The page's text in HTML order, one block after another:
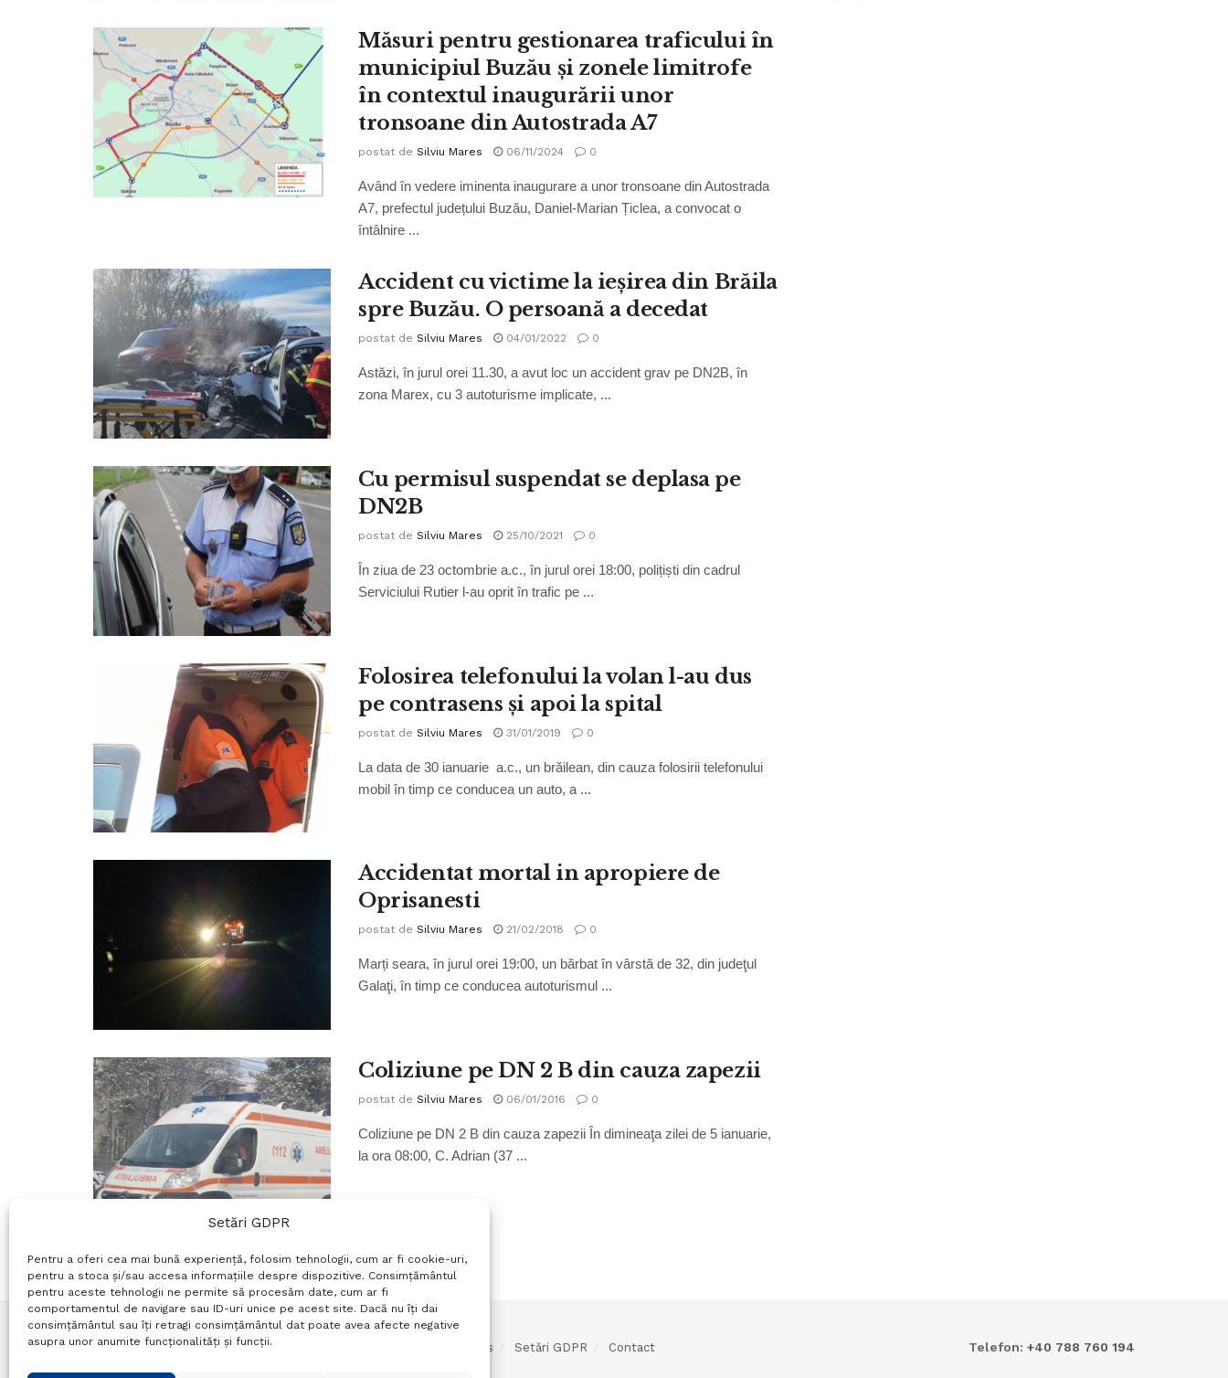
Setări GDPR
Pentru a oferi cea mai bună experiență, folosim tehnologii, cum ar fi cookie-uri,
pentru a stoca și/sau accesa informațiile despre dispozitive. Consimțământul
pentru aceste tehnologii ne permite să procesăm date, cum ar fi
comportamentul de navigare sau ID-uri unice pe acest site. Dacă nu îți dai
consimțământul sau îți retragi consimțământul dat poate avea afecte negative
asupra unor anumite funcționalități și funcții.
Măsuri pentru gestionarea traficului în
municipiul Buzău și zonele limitrofe
în contextul inaugurării unor
tronsoane din Autostrada A7
postat de Silviu Mares 06/11/2024 0
Având în vedere iminenta inaugurare a unor tronsoane din Autostrada
A7, prefectul județului Buzău, Daniel-Marian Țiclea, a convocat o
întâlnire ...
Accident cu victime la ieșirea din Brăila
spre Buzău. O persoană a decedat
postat de Silviu Mares 04/01/2022 0
Astăzi, în jurul orei 11.30, a avut loc un accident grav pe DN2B, în
zona Marex, cu 3 autoturisme implicate, ...
Cu permisul suspendat se deplasa pe
DN2B
postat de Silviu Mares 25/10/2021 0
În ziua de 23 octombrie a.c., în jurul orei 18:00, polițiști din cadrul
Serviciului Rutier l-au oprit în trafic pe ...
Folosirea telefonului la volan l-au dus
pe contrasens și apoi la spital
postat de Silviu Mares 31/01/2019 0
La data de 30 ianuarie a.c., un brăilean, din cauza folosirii telefonului
mobil în timp ce conducea un auto, a ...
Accidentat mortal in apropiere de
Oprisanesti
postat de Silviu Mares 21/02/2018 0
Marți seara, în jurul orei 19:00, un bărbat în vârstă de 32, din judeţul
Galaţi, în timp ce conducea autoturismul ...
Coliziune pe DN 2 B din cauza zapezii
postat de Silviu Mares 06/01/2016 0
Coliziune pe DN 2 B din cauza zapezii În dimineaţa zilei de 5 ianuarie,
la ora 08:00, C. Adrian (37 ...
Termeni si conditii Politică de confidențialitate Politica cookies Setări GDPR Contact Telefon: +40 788 760 194